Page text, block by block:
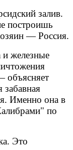
залив.
построишь
— Россия.
и железные
объясняет
Именно она в
по
Это